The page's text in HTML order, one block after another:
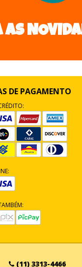
AS
DE PAGAMENTO
(11) 3313-4466